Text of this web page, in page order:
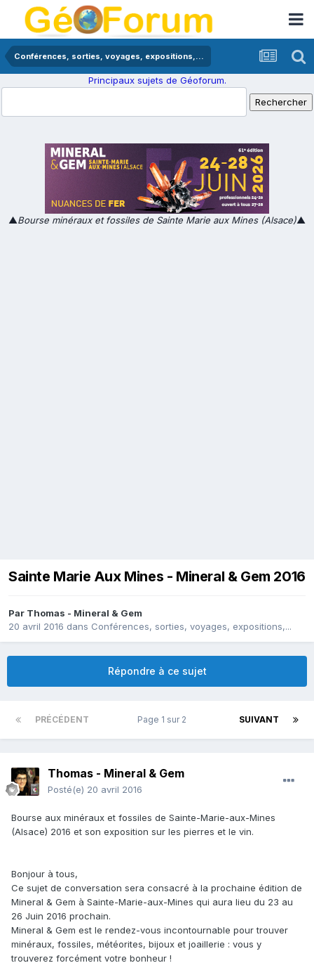
Conférences, sorties, voyages, expositions,...
Principaux sujets de Géoforum.
▲Bourse minéraux et fossiles de Sainte Marie aux Mines (Alsace)▲
Sainte Marie Aux Mines - Mineral & Gem 2016
Par Thomas - Mineral & Gem
20 avril 2016 dans Conférences, sorties, voyages, expositions,...
Répondre à ce sujet
PRÉCÉDENT SUIVANT
Page 1 sur 2
Thomas - Mineral & Gem
Posté(e) 20 avril 2016
Bourse aux minéraux et fossiles de Sainte-Marie-aux-Mines
(Alsace) 2016 et son exposition sur les pierres et le vin.
Bonjour à tous,
Ce sujet de conversation sera consacré à la prochaine édition de
Mineral & Gem à Sainte-Marie-aux-Mines qui aura lieu du 23 au
26 Juin 2016 prochain.
Mineral & Gem est le rendez-vous incontournable pour trouver
minéraux, fossiles, météorites, bijoux et joaillerie : vous y
trouverez forcément votre bonheur !